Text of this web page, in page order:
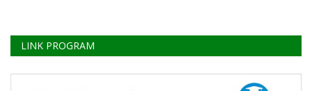
LINK PROGRAM